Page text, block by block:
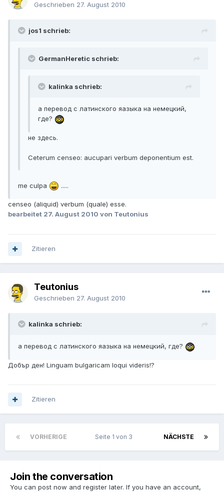
Geschrieben 27. August 2010
jos1 schrieb:
GermanHeretic schrieb:
kalinka schrieb:
а перевод с латинского яазыка на немецкий,
где?
не здесь.
Ceterum censeo: aucupari verbum deponentium est.
me culpa .....
censeo (aliquid) verbum (quale) esse.
bearbeitet 27. August 2010 von Teutonius
Zitieren
Teutonius
Geschrieben 27. August 2010
kalinka schrieb:
а перевод с латинского яазыка на немецкий, где?
Добър ден! Linguam bulgaricam loqui videris!?
Zitieren
VORHERIGE NÄCHSTE
Seite 1 von 3
Join the conversation
You can post now and register later. If you have an account,